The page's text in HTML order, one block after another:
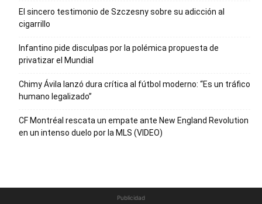
El sincero testimonio de Szczesny sobre su adicción al
cigarrillo
Infantino pide disculpas por la polémica propuesta de
privatizar el Mundial
Chimy Ávila lanzó dura crítica al fútbol moderno: “Es un tráfico
humano legalizado”
CF Montréal rescata un empate ante New England Revolution
en un intenso duelo por la MLS (VIDEO)
Publicidad